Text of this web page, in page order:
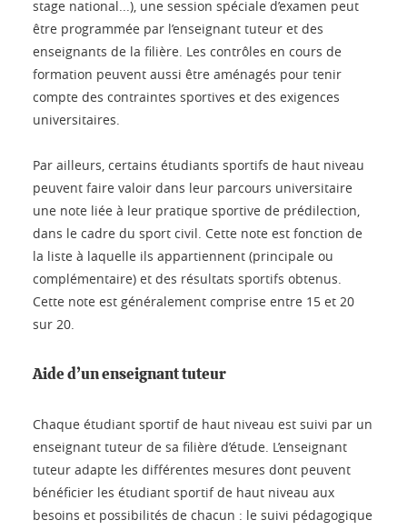
stage national...), une session spéciale d’examen peut
être programmée par l’enseignant tuteur et des
enseignants de la filière. Les contrôles en cours de
formation peuvent aussi être aménagés pour tenir
compte des contraintes sportives et des exigences
universitaires.
Par ailleurs, certains étudiants sportifs de haut niveau
peuvent faire valoir dans leur parcours universitaire
une note liée à leur pratique sportive de prédilection,
dans le cadre du sport civil. Cette note est fonction de
la liste à laquelle ils appartiennent (principale ou
complémentaire) et des résultats sportifs obtenus.
Cette note est généralement comprise entre 15 et 20
sur 20.
Aide d’un enseignant tuteur
Chaque étudiant sportif de haut niveau est suivi par un
enseignant tuteur de sa filière d’étude. L’enseignant
tuteur adapte les différentes mesures dont peuvent
bénéficier les étudiant sportif de haut niveau aux
besoins et possibilités de chacun : le suivi pédagogique